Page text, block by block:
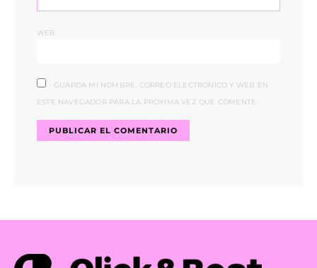
WEB
GUARDA MI NOMBRE, CORREO ELECTRÓNICO Y WEB EN
ESTE NAVEGADOR PARA LA PRÓXIMA VEZ QUE COMENTE.